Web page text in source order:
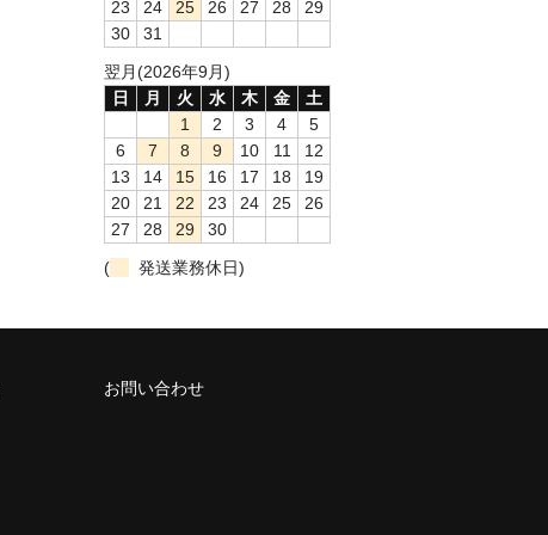
23
24 25 26 27 28
29
30
31
翌月(2026年9月)
日
月 火 水 木 金
土
1
2 3 4
5
6
7 8 9 10 11
12
13
14 15 16 17 18
19
20
21 22 23 24 25
26
27
28 29
30
(
発送業務休日)
お問い合わせ